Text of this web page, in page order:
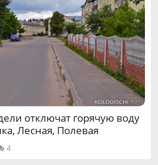
отключат горячую воду
Лесная, Полевая
4